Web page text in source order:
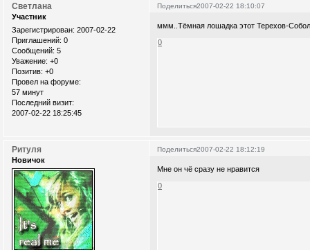
Поделиться2007-02-22 18:10:07
Светлана
Участник
Зарегистрирован: 2007-02-22
Приглашений: 0
Сообщений: 5
Уважение: +0
Позитив: +0
Провел на форуме:
57 минут
Последний визит:
2007-02-22 18:25:45
ммм..Тёмная лошадка этот Терехов-
0
Поделиться2007-02-22 18:12:19
Ритуля
Новичок
Мне он чё сразу не нравится
0